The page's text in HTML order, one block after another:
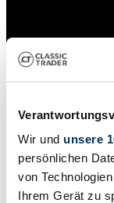
Wir und unsere
persönlichen
von
Ihrem Gerät zu